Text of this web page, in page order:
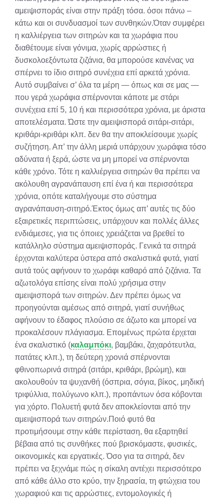
αμειψισποράς είναι στην πράξη τόσα. όσοι πάνω –
κάτω και οι συνδυασμοί των συνθηκών.Όταν συμφέρει
η καλλιέργεια των σιτηρών και τα χωράφια που
διαθέτουμε είναι γόνιμα, χωρίς αρρώστιες ή
δυσκολοεξόντωτα ζιζάνια, θα μπορούσε κανένας να
σπέρνει το ίδιο σιτηρό συνέχεια επί αρκετά χρόνια.
Αυτό συμβαίνει σ’ όλα τα μέρη — όπως και σε μας —
που γερά χωράφια σπέρνονται κάποτε με στάρι
συνέχεια επί 5, 10 ή και περισσότερα χρόνια, με άριστα
αποτελέσματα. Ώστε την αμειψισπορά σιτάρι-σιτάρι,
κριθάρι-κριθάρι κλπ. δεν θα την αποκλείσουμε χωρίς
συζήτηση. Απ’ την άλλη μεριά υπάρχουν χωράφια τόσο
αδύνατα ή ξερά, ώστε να μη μπορεί να σπέρνονται
κάθε χρόνο. Τότε η καλλιέργεια σιτηρών θα πρέπει να
ακόλουθη αγρανάπαυση επί ένα ή και περισσότερα
χρόνια, οπότε καταλήγουμε στο σύστημα
αγρανάπαυση-σιτηρό.Έκτος όμως απ’ αυτές τις δύο
εξαιρετικές περιπτώσεις, υπάρχουν και πολλές άλλες
ενδιάμεσες, για τις όποιες χρειάζεται να βρεθεί το
κατάλληλο σύστημα αμειψισποράς. Γενικά τα σιτηρά
έρχονται καλύτερα ύστερα από σκαλιστικά φυτά, γιατί
αυτά τούς αφήνουν το χωράφι καθαρό από ζιζάνια. Τα
αζωτολόγα επίσης είναι πολύ χρήσιμα στην
αμειψισπορά των σιτηρών. Δεν πρέπει όμως να
προηγούνται αμέσως από σιτηρά, γιατί συνήθως
αφήνουν το έδαφος πλούσιο σε άζωτο και μπορεί να
προκαλέσουν πλάγιασμα. Επομένως πρώτα έρχεται
ένα σκαλιστικό (καλαμπόκι, βαμβάκι, ζαχαρότευτλα,
πατάτες κλπ.), τη δεύτερη χρονιά σπέρνονται
φθινοπωρινά σιτηρά (σιτάρι, κριθάρι, βρώμη), και
ακολουθούν τα ψυχανθή (όσπρια, σόγια, βίκος, μηδική
τριφύλλια, πολύγωνο κλπ.), προπάντων όσα κόβονται
για χόρτο. Πολυετή φυτά δεν αποκλείονται από την
αμειψισπορά των σιτηρών.Ποιό φυτό θα
προτιμήσουμε στην κάθε περίσταση, θα εξαρτηθεί
βέβαια από τις συνθήκες πού βρισκόμαστε, φυσικές,
οικονομικές και εργατικές. Όσο για τα σιτηρά, δεν
πρέπει να ξεχνάμε πώς η σίκαλη αντέχει περισσότερο
από κάθε άλλο στο κρύο, την ξηρασία, τη φτώχεια του
χωραφιού και τις αρρώστιες, εντομολογικές ή